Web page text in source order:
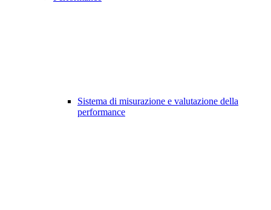
Sistema di misurazione e valutazione della
performance